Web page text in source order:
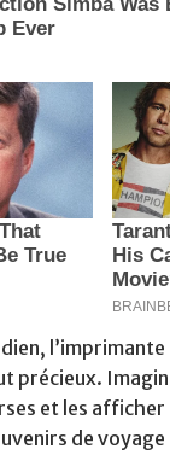
précieux.
et les
de